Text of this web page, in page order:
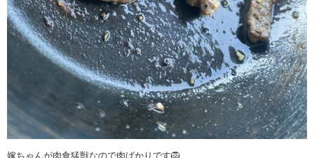
嫁ちゃんが肉食猛獣なので肉ばかりです🦁